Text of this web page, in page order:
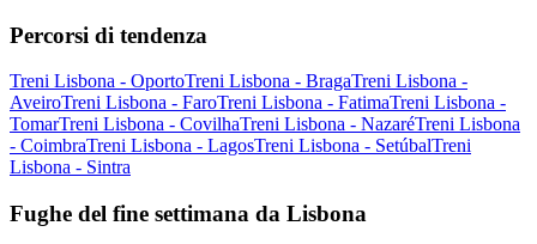
Percorsi di tendenza
Treni Lisbona - OportoTreni Lisbona - BragaTreni Lisbona -
AveiroTreni Lisbona - FaroTreni Lisbona - FatimaTreni Lisbona -
TomarTreni Lisbona - CovilhaTreni Lisbona - NazaréTreni Lisbona
- CoimbraTreni Lisbona - LagosTreni Lisbona - SetúbalTreni
Lisbona - Sintra
Fughe del fine settimana da Lisbona